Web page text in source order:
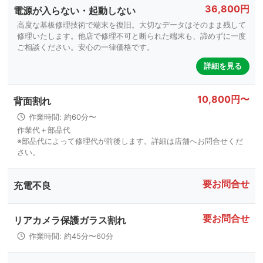
電源が入らない・起動しない 36,800円
高度な基板修理技術で端末を復旧。大切なデータはそのまま残して
修理いたします。他店で修理不可と断られた端末も、諦めずに一度
ご相談ください。安心の一律価格です。
詳細を見る
背面割れ 10,800円〜
作業時間: 約60分〜
作業代＋部品代
※部品代によって修理代が前後します。詳細は店舗へお問合せくだ
さい。
充電不良 要お問合せ
リアカメラ保護ガラス割れ 要お問合せ
作業時間: 約45分〜60分